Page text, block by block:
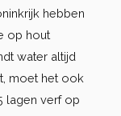
hebben
op hout
water altijd
moet het ook
lagen verf op